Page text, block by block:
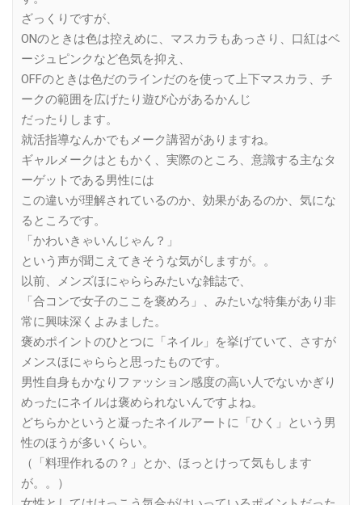
ざっくりですが、
ONのときは色は控えめに、マスカラもあっさり、口紅はベ
ージュピンクなど色気を抑え、
OFFのときは色だのラインだのを使って上下マスカラ、チ
ークの範囲を広げたり遊び心があるかんじ
だったりします。
就活指導なんかでもメーク講習がありますね。
ギャルメークはともかく、実際のところ、意識する主なタ
ーゲットである男性には
この違いが理解されているのか、効果があるのか、気にな
るところです。
「かわいきゃいんじゃん？」
という声が聞こえてきそうな気がしますが。。
以前、メンズほにゃららみたいな雑誌で、
「合コンで女子のここを褒めろ」、みたいな特集があり非
常に興味深くよみました。
褒めポイントのひとつに「ネイル」を挙げていて、さすが
メンスほにゃららと思ったものです。
男性自身もかなりファッション感度の高い人でないかぎり
めったにネイルは褒められないんですよね。
どちらかというと凝ったネイルアートに「ひく」という男
性のほうが多いくらい。
（「料理作れるの？」とか、ほっとけって気もします
が。。）